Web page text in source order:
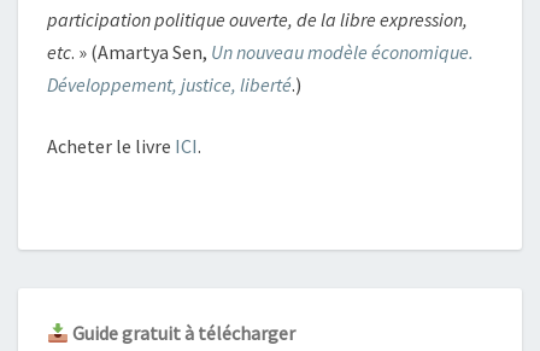
participation politique ouverte, de la libre expression,
etc. » (Amartya Sen, Un nouveau modèle économique.
Développement, justice, liberté.)
Acheter le livre ICI.
Guide gratuit à télécharger